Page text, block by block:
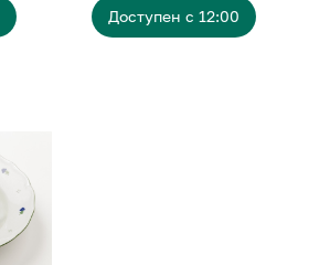
Доступен с 12:00